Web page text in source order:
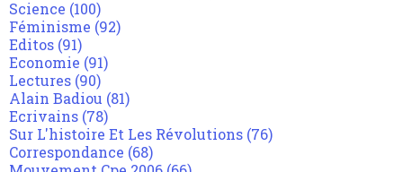
Science (100)
Féminisme (92)
Editos (91)
Economie (91)
Lectures (90)
Alain Badiou (81)
Ecrivains (78)
Sur L'histoire Et Les Révolutions (76)
Correspondance (68)